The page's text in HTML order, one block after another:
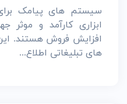
سیستم های پیامک
ابزاری کارآمد و
افزایش فروش هستند.
های تبلیغاتی اطلاع...